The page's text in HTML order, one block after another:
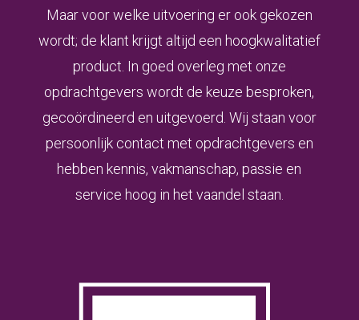
Maar voor welke uitvoering er ook gekozen
wordt; de klant krijgt altijd een hoogkwalitatief
product. In goed overleg met onze
opdrachtgevers wordt de keuze besproken,
gecoördineerd en uitgevoerd. Wij staan voor
persoonlijk contact met opdrachtgevers en
hebben kennis, vakmanschap, passie en
service hoog in het vaandel staan.